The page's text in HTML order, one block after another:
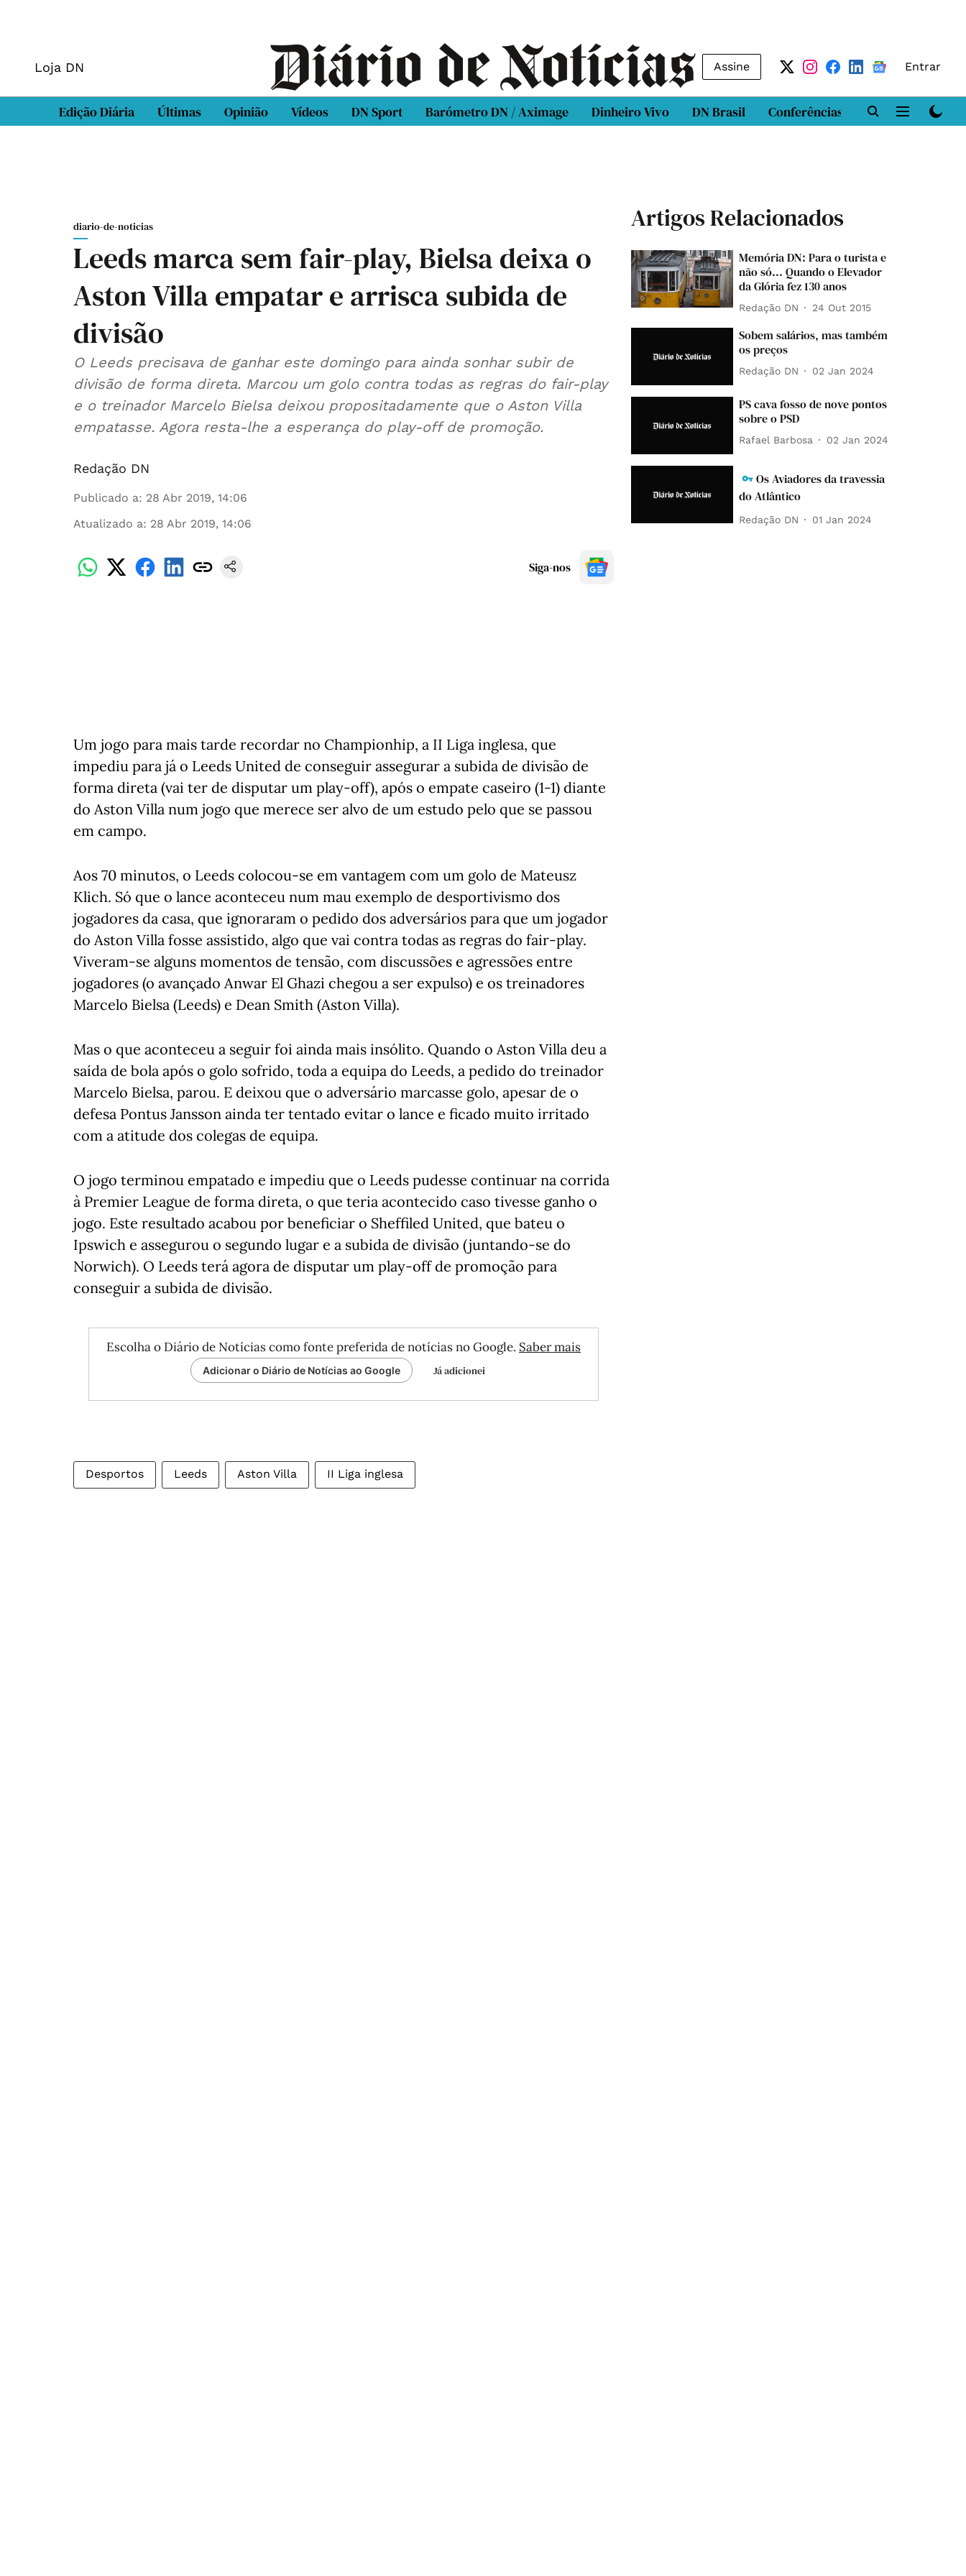
Loja DN Assine Entrar
Edição Diária Últimas Opinião Vídeos DN Sport Barómetro DN / Aximage Dinheiro Vivo DN Brasil Conferências DN LAB
diario-de-noticias
Leeds marca sem fair-play, Bielsa deixa o
Aston Villa empatar e arrisca subida de
divisão
O Leeds precisava de ganhar este domingo para ainda sonhar subir de
divisão de forma direta. Marcou um golo contra todas as regras do fair-play
e o treinador Marcelo Bielsa deixou propositadamente que o Aston Villa
empatasse. Agora resta-lhe a esperança do play-off de promoção.
Redação DN
Publicado a: 28 Abr 2019, 14:06
Atualizado a: 28 Abr 2019, 14:06
Siga-nos
Um jogo para mais tarde recordar no Championhip, a II Liga inglesa, que
impediu para já o Leeds United de conseguir assegurar a subida de divisão de
forma direta (vai ter de disputar um play-off), após o empate caseiro (1-1) diante
do Aston Villa num jogo que merece ser alvo de um estudo pelo que se passou
em campo.
Aos 70 minutos, o Leeds colocou-se em vantagem com um golo de Mateusz
Klich. Só que o lance aconteceu num mau exemplo de desportivismo dos
jogadores da casa, que ignoraram o pedido dos adversários para que um jogador
do Aston Villa fosse assistido, algo que vai contra todas as regras do fair-play.
Viveram-se alguns momentos de tensão, com discussões e agressões entre
jogadores (o avançado Anwar El Ghazi chegou a ser expulso) e os treinadores
Marcelo Bielsa (Leeds) e Dean Smith (Aston Villa).
Mas o que aconteceu a seguir foi ainda mais insólito. Quando o Aston Villa deu a
saída de bola após o golo sofrido, toda a equipa do Leeds, a pedido do treinador
Marcelo Bielsa, parou. E deixou que o adversário marcasse golo, apesar de o
defesa Pontus Jansson ainda ter tentado evitar o lance e ficado muito irritado
com a atitude dos colegas de equipa.
O jogo terminou empatado e impediu que o Leeds pudesse continuar na corrida
à Premier League de forma direta, o que teria acontecido caso tivesse ganho o
jogo. Este resultado acabou por beneficiar o Sheffiled United, que bateu o
Ipswich e assegurou o segundo lugar e a subida de divisão (juntando-se do
Norwich). O Leeds terá agora de disputar um play-off de promoção para
conseguir a subida de divisão.
Escolha o Diário de Notícias como fonte preferida de notícias no Google. Saber mais
Adicionar o Diário de Notícias ao Google Já adicionei
Desportos Leeds Aston Villa II Liga inglesa
Artigos Relacionados
Memória DN: Para o turista e
não só... Quando o Elevador
da Glória fez 130 anos
Redação DN 24 Out 2015
Sobem salários, mas também
os preços
Redação DN 02 Jan 2024
PS cava fosso de nove pontos
sobre o PSD
Rafael Barbosa 02 Jan 2024
Os Aviadores da travessia
do Atlântico
Redação DN 01 Jan 2024